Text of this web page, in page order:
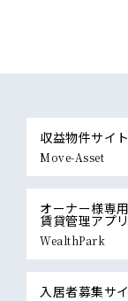
収益物件サイト
Move-Asset
オーナー様専用
賃貸管理アプリ
WealthPark
入居者募集サ